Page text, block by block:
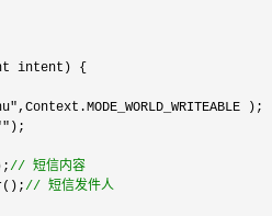
intent) {
,Context.MODE_WORLD_WRITEABLE );
);
// 短信内容
// 短信发件人